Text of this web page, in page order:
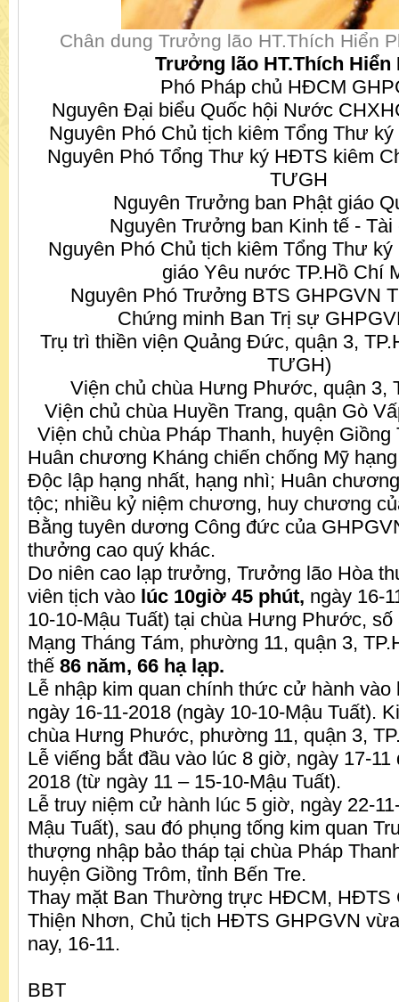
Chân dung Trưởng lão HT.Thích Hiển
Trưởng lão HT.Thích Hiển
Phó Pháp chủ HĐCM
Nguyên Đại biểu Quốc hội Nước
Nguyên Phó Chủ tịch kiêm Tổng Thư
Nguyên Phó Tổng Thư ký HĐTS kiêm
TƯGH
Nguyên Trưởng ban Phật giáo
Nguyên Trưởng ban Kinh tế -
Nguyên Phó Chủ tịch kiêm Tổng Thư
giáo Yêu nước TP.Hồ Chí
Nguyên Phó Trưởng BTS GHPGVN
Chứng minh Ban Trị sự
Trụ trì thiền viện Quảng Đức, quận 3,
TƯGH)
Viện chủ chùa Hưng Phước, quận 3,
Viện chủ chùa Huyền Trang, quận Gò
Viện chủ chùa Pháp Thanh, huyện Giồng
Huân chương Kháng chiến chống Mỹ
Độc lập hạng nhất, hạng nhì; Huân
tộc; nhiều kỷ niệm chương, huy chương
Bằng tuyên dương Công đức của
thưởng cao quý khác.
Do niên cao lạp trưởng, Trưởng lão Hòa
viên tịch vào lúc 10giờ 45 phút, ngày 16-
10-10-Mậu Tuất) tại chùa Hưng Phước,
Mạng Tháng Tám, phường 11, quận 3,
thế 86 năm, 66 hạ lạp.
Lễ nhập kim quan chính thức cử hành vào
ngày 16-11-2018 (ngày 10-10-Mậu Tuất).
chùa Hưng Phước, phường 11, quận 3,
Lễ viếng bắt đầu vào lúc 8 giờ, ngày 17-11
2018 (từ ngày 11 – 15-10-Mậu Tuất).
Lễ truy niệm cử hành lúc 5 giờ, ngày 22-
Mậu Tuất), sau đó phụng tống kim quan
thượng nhập bảo tháp tại chùa Pháp
huyện Giồng Trôm, tỉnh Bến Tre.
Thay mặt Ban Thường trực HĐCM, HĐTS
Thiện Nhơn, Chủ tịch HĐTS GHPGVN
nay, 16-11.
BBT